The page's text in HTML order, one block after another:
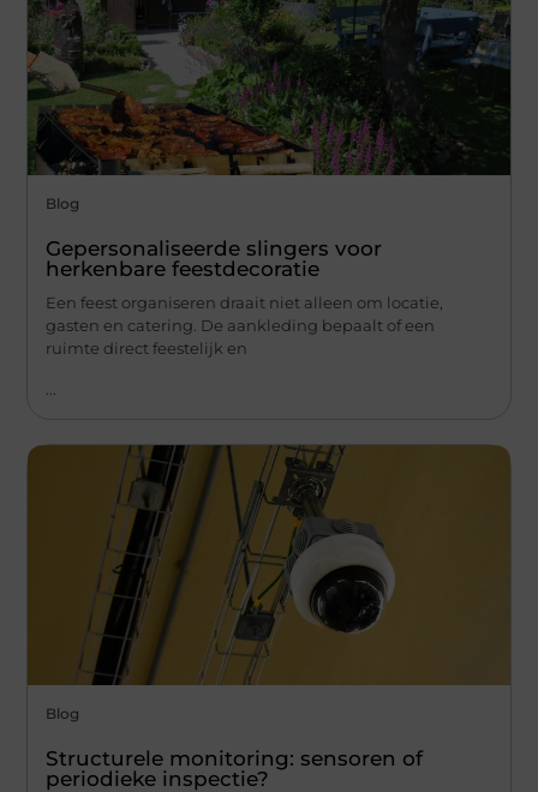
Blog
Gepersonaliseerde slingers voor
herkenbare feestdecoratie
Een feest organiseren draait niet alleen om locatie,
gasten en catering. De aankleding bepaalt of een
ruimte direct feestelijk en
Blog
Structurele monitoring: sensoren of
periodieke inspectie?